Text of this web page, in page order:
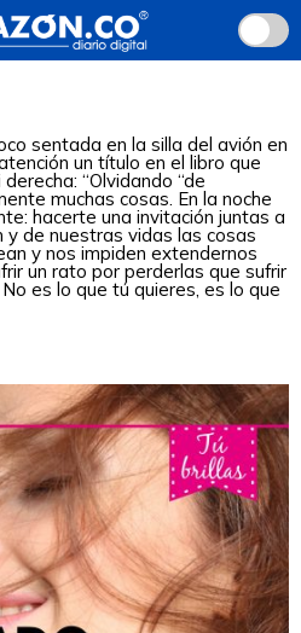
sentada en la silla del avión en
un título en el libro que
“Olvidando “de
muchas cosas. En la noche
hacerte una invitación juntas a
de nuestras vidas las cosas
y nos impiden extendernos
un rato por perderlas que sufrir
es lo que tú quieres, es lo que